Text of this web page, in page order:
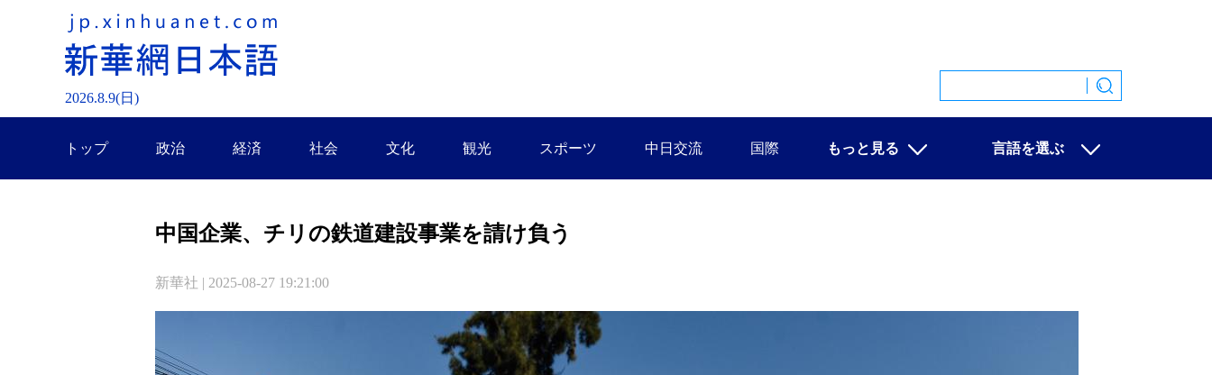
2026.8.9(日)
トップ 政治 経済 社会 文化 観光 スポーツ 中日交流 国際 もっと見る 言語を選ぶ
中国企業、チリの鉄道建設事業を請け負う
新華社 | 2025-08-27 19:21:00